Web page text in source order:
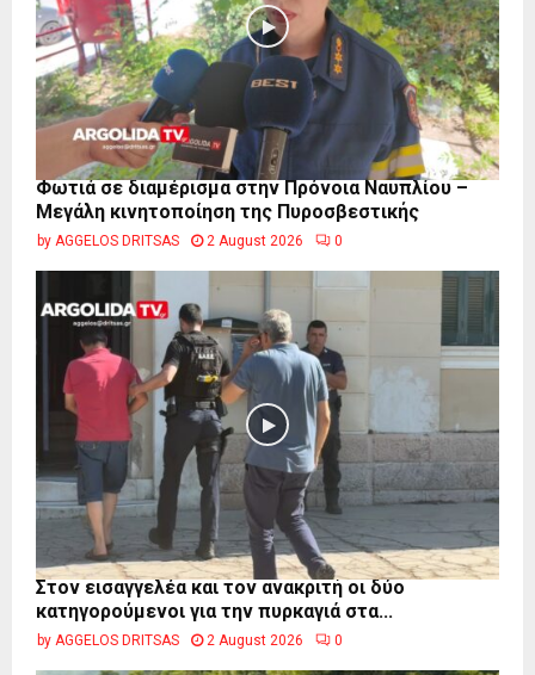
Φωτιά σε διαμέρισμα στην Πρόνοια Ναυπλίου –
Μεγάλη κινητοποίηση της Πυροσβεστικής
by AGGELOS DRITSAS 2 August 2026 0
Στον εισαγγελέα και τον ανακριτή οι δύο
κατηγορούμενοι για την πυρκαγιά στα...
by AGGELOS DRITSAS 2 August 2026 0